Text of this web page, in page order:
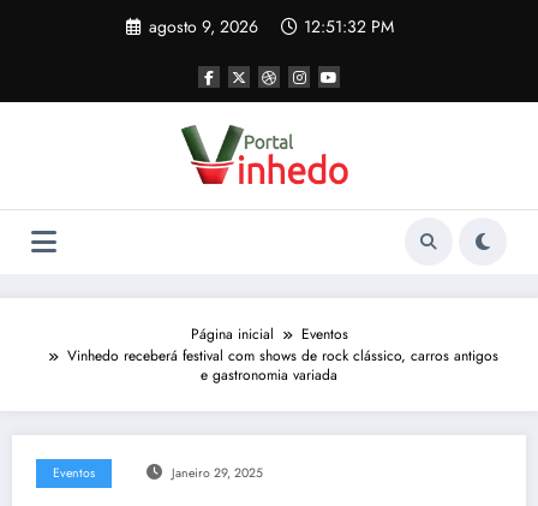
agosto 9, 2026 12:51:32 PM
Página inicial
Eventos
Vinhedo receberá festival com shows de rock clássico, carros antigos
e gastronomia variada
Eventos Janeiro 29, 2025